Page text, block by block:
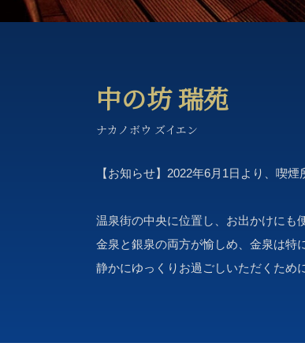
中の坊 瑞苑
ナカノボウ ズイエン
【お知らせ】2022年6月1日より、喫
温泉街の中央に位置し、お出かけにも
金泉と銀泉の両方が愉しめ、金泉は特
静かにゆっくりお過ごしいただくため